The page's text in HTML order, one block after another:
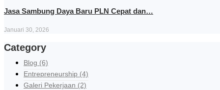
Jasa Sambung Daya Baru PLN Cepat dan…
Januari 30, 2026
Category
Blog (6)
Entrepreneurship (4)
Galeri Pekerjaan (2)